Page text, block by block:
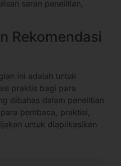
saran penelitian,
Rekomendasi
ini adalah untuk
praktis bagi para
dibahas dalam penelitian
pembaca, praktisi,
untuk diaplikasikan